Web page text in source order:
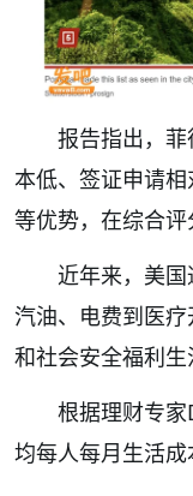
报告指出，
本低、签证申请
等优势，在综合评
近年来，美国
汽油、电费到医
和社会安全福利生
根据理财专
均每人每月生活成